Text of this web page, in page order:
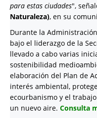
para estas ciudades",
Naturaleza), en su
Durante la
bajo el liderazgo de la
llevado a cabo varias
sostenibilidad
elaboración del Plan de
interés ambiental,
ecourbanismo y el
un nuevo aire. Consulta